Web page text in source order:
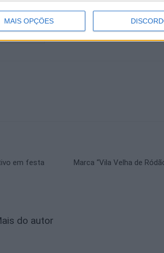
MAIS OPÇÕES
Branco
em festa
Marca “Vila Velha de
do autor